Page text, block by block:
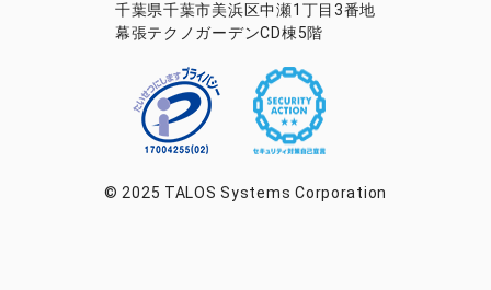
千葉県千葉市美浜区中瀬1丁目3番地
幕張テクノガーデンCD棟5階
© 2025 TALOS Systems Corporation